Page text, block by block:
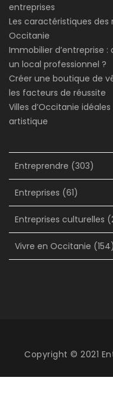
entreprises
Les caractéristiques
Occitanie
Immobilier d’entreprise
un local professionnel ?
Créer une boutique de
les facteurs de réussite
Villes d’Occitanie
artistique
Entreprendre (303)
Entreprises (61)
Entreprises culturelles
Vivre en Occitanie (154)
Copyright © 2021